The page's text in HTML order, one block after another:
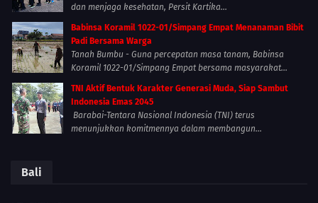
dan menjaga kesehatan, Persit Kartika...
Babinsa Koramil 1022-01/Simpang Empat Menanaman Bibit
Padi Bersama Warga
Tanah Bumbu - Guna percepatan masa tanam, Babinsa
Koramil 1022-01/Simpang Empat bersama masyarakat...
TNI Aktif Bentuk Karakter Generasi Muda, Siap Sambut
Indonesia Emas 2045
Barabai-Tentara Nasional Indonesia (TNI) terus
menunjukkan komitmennya dalam membangun...
Bali